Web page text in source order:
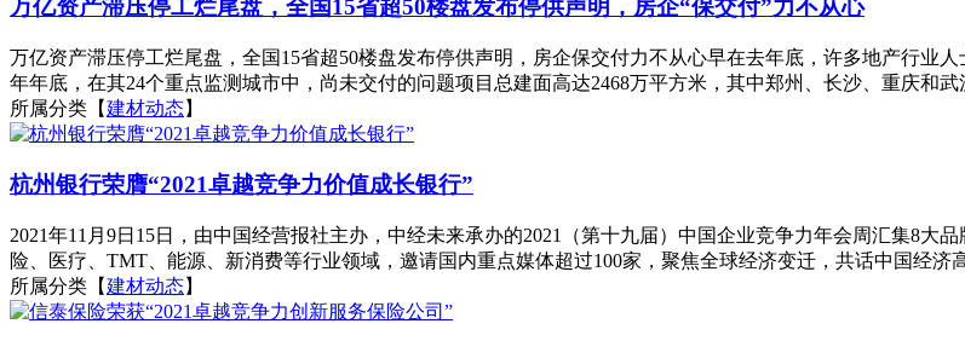
万亿资产滞压停工烂尾盘，全国15省超50楼盘发布停供声明，房企“保交付”力不从心
万亿资产滞压停工烂尾盘，全国15省超50楼盘发布停供声明，房企保交付力不从心早在去年底，许多地产行业
年年底，在其24个重点监测城市中，尚未交付的问题项目总建面高达2468万平方米，其中郑州、长沙、重庆和
所属分类【建材动态】
杭州银行荣膺“2021卓越竞争力价值成长银行”
2021年11月9日15日，由中国经营报社主办，中经未来承办的2021（第十九届）中国企业竞争力年会周汇集8大
险、医疗、TMT、能源、新消费等行业领域，邀请国内重点媒体超过100家，聚焦全球经济变迁，共话中国经济
所属分类【建材动态】